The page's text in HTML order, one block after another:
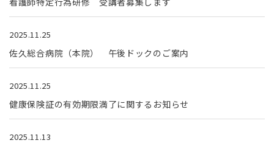
2025.11.25
佐久総合病院（本院） 午後ドックのご案内
2025.11.25
健康保険証の有効期限満了に関するお知らせ
2025.11.13